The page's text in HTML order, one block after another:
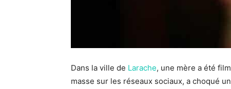
Dans la ville de Larache, une mère a été
masse sur les réseaux sociaux, a choqué